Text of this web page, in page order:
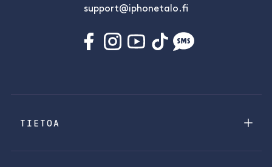
support@iphonetalo.fi
TIETOA